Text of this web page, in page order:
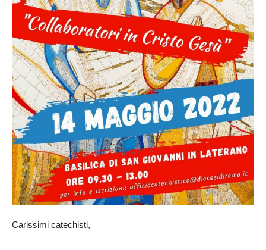
Carissimi catechisti,